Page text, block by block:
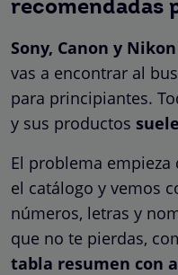
recomendadas
Sony, Canon y Nikon
vas a encontrar al
para principiantes.
y sus productos
El problema
el catálogo y vemos
números, letras y
que no te pierdas,
tabla resumen con